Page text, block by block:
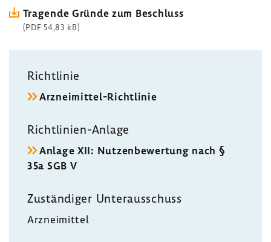
Tragende Gründe zum Beschluss
(PDF 54,83 kB)
Richt­linie
Arzneimittel-​Richtlinie
Richtlinien-​Anlage
Anlage XII: Nutzen­be­wer­tung nach §
35a SGB V
Zustän­diger Unter­aus­schuss
Arznei­mittel